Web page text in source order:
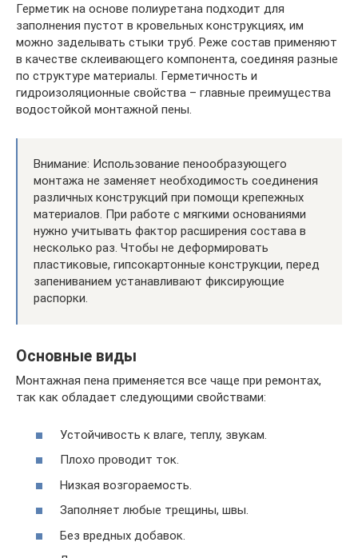
Герметик на основе полиуретана подходит для
заполнения пустот в кровельных конструкциях, им
можно заделывать стыки труб. Реже состав применяют
в качестве склеивающего компонента, соединяя разные
по структуре материалы. Герметичность и
гидроизоляционные свойства – главные преимущества
водостойкой монтажной пены.
Внимание: Использование пенообразующего
монтажа не заменяет необходимость соединения
различных конструкций при помощи крепежных
материалов. При работе с мягкими основаниями
нужно учитывать фактор расширения состава в
несколько раз. Чтобы не деформировать
пластиковые, гипсокартонные конструкции, перед
запениванием устанавливают фиксирующие
распорки.
Основные виды
Монтажная пена применяется все чаще при ремонтах,
так как обладает следующими свойствами:
Устойчивость к влаге, теплу, звукам.
Плохо проводит ток.
Низкая возгораемость.
Заполняет любые трещины, швы.
Без вредных добавок.